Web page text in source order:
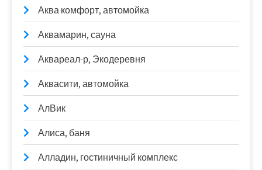
Аква комфорт, автомойка
Аквамарин, сауна
Аквареал-р, Экодеревня
Аквасити, автомойка
АлВик
Алиса, баня
Алладин, гостиничный комплекс